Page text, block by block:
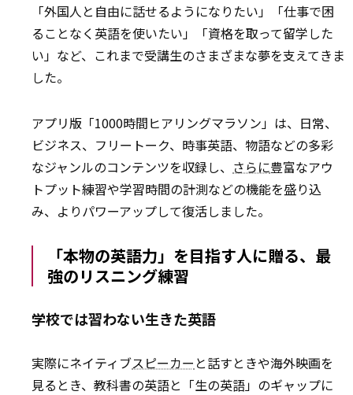
「外国人と自由に話せるようになりたい」「仕事で困
ることなく英語を使いたい」「資格を取って留学した
い」など、これまで受講生のさまざまな夢を支えてきま
した。
アプリ版「1000時間ヒアリングマラソン」は、日常、
ビジネス、フリートーク、時事英語、物語などの多彩
なジャンルのコンテンツを収録し、 さらに豊富なアウ
トプット練習や学習時間の計測などの機能を盛り込
み、よりパワーアップして復活しました。
「本物の英語力」を目指す人に贈る、最
強のリスニング練習
学校では習わない生きた英語
実際にネイティブスピーカー と話すときや海外映画を
見るとき、教科書の英語と「生の英語」のギャップに